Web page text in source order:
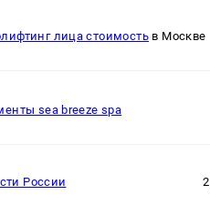
лица стоимостьв Москве
sea breeze spa
России